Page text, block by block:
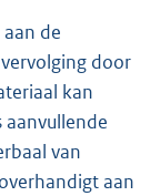
de
door
kan
van
aan